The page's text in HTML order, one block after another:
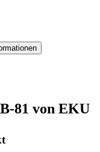
81 von EKU